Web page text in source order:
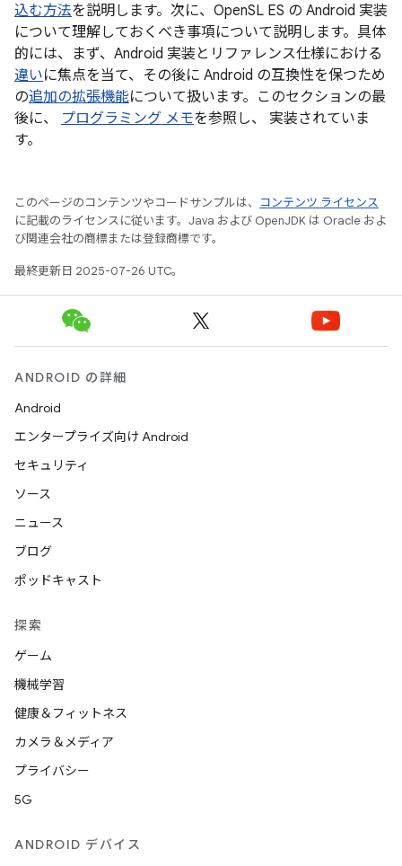
込む方法を説明します。次に、OpenSL ES の Android 実装
について理解しておくべき事項について説明します。具体
的には、まず、Android 実装とリファレンス仕様における
違いに焦点を当て、その後に Android の互換性を保つため
の追加の拡張機能について扱います。このセクションの最
後に、 プログラミング メモを参照し、 実装されていま
す。
このページのコンテンツやコードサンプルは、
コンテンツ ライセンス
に記載のライセンスに従います。Java および OpenJDK は Oracle およ
び関連会社の商標または登録商標です。
最終更新日 2025-07-26 UTC。
ANDROID の詳細
Android
エンタープライズ向け Android
セキュリティ
ソース
ニュース
ブログ
ポッドキャスト
探索
ゲーム
機械学習
健康＆フィットネス
カメラ＆メディア
プライバシー
5G
ANDROID デバイス